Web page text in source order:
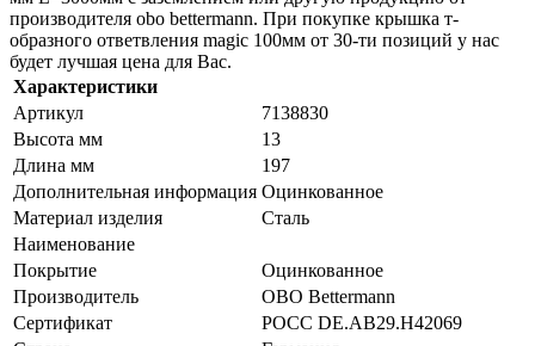
производителя obo bettermann. При покупке крышка т-
образного ответвления magic 100мм от 30-ти позиций у нас
будет лучшая цена для Вас.
Характеристики
Артикул
7138830
Высота мм
13
Длина мм
197
Дополнительная информация Оцинкованное
Материал изделия
Сталь
Наименование
Покрытие
Оцинкованное
Производитель
OBO Bettermann
Сертификат
POCC DE.AB29.H42069